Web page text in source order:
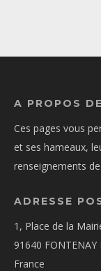
A PROPOS
Ces pages vous
et ses hameaux,
renseignements
ADRESSE
1, Place de la
91640 FONTENAY
France